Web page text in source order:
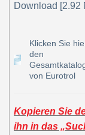
Download [2.92
Klicken Sie
den
von Eurotrol
Kopieren Sie
ihn in das